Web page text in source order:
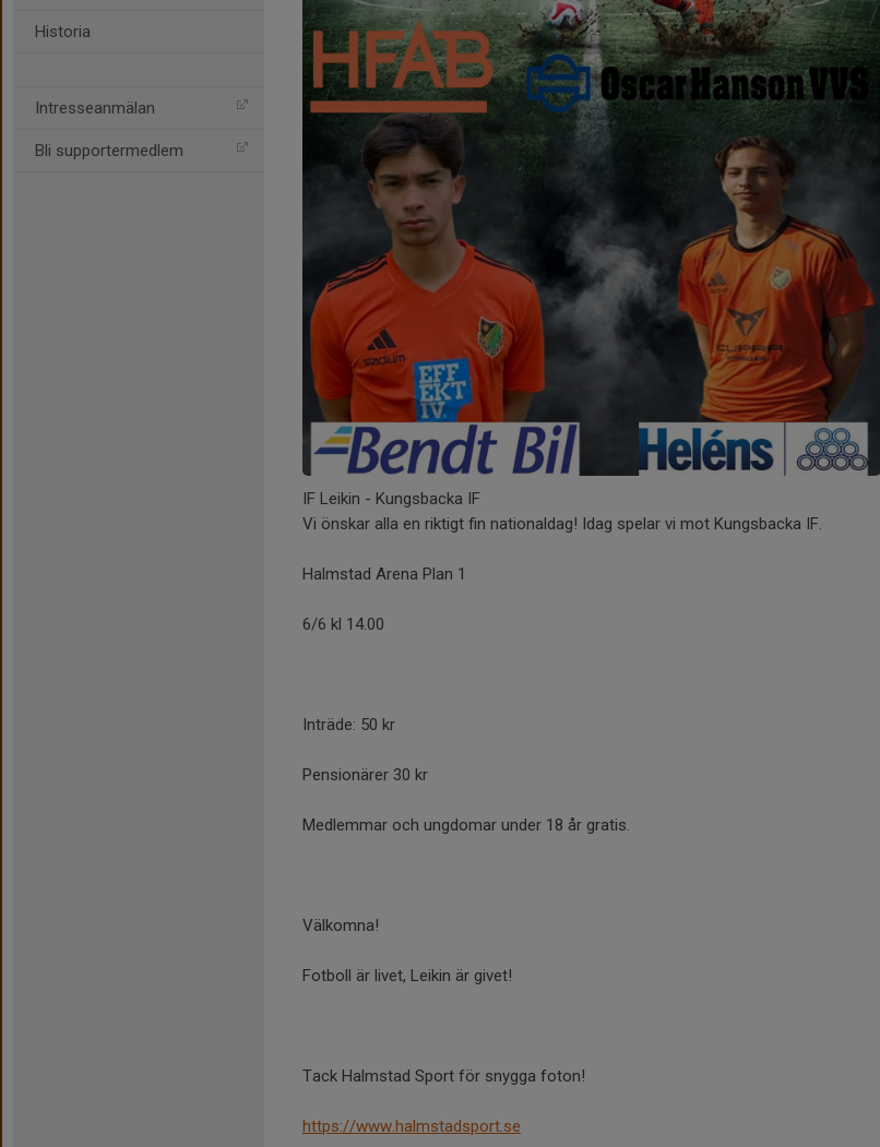
Historia
Intresseanmälan
Bli supportermedlem
IF Leikin - Kungsbacka IF
Vi önskar alla en riktigt fin nationaldag! Idag spelar vi mot Kungsbacka IF.
Halmstad Arena Plan 1
6/6 kl 14.00
Inträde: 50 kr
Pensionärer 30 kr
Medlemmar och ungdomar under 18 år gratis.
Välkomna!
Fotboll är livet, Leikin är givet!
Tack Halmstad Sport för snygga foton!
https://www.halmstadsport.se